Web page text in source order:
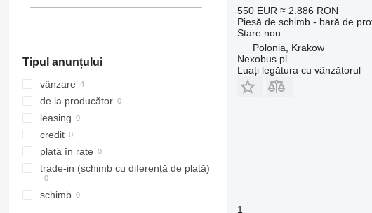
Tipul anunțului
vânzare
de la producător
leasing
credit
plată în rate
trade-in (schimb cu diferență de plată)
schimb
550 EUR ≈ 2.886 RON
Piesă de schimb - bară de
Starenou
Polonia, Krakow
Nexobus.pl
Luați legătura cu vânzătorul
1